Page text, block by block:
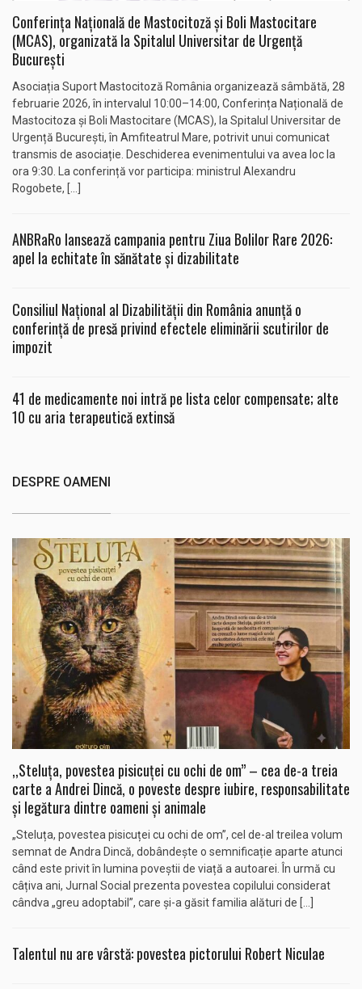
Conferința Națională de Mastocitoză și Boli Mastocitare
(MCAS), organizată la Spitalul Universitar de Urgență
București
Asociația Suport Mastocitoză România organizează sâmbătă, 28
februarie 2026, în intervalul 10:00–14:00, Conferința Națională de
Mastocitoza și Boli Mastocitare (MCAS), la Spitalul Universitar de
Urgență București, în Amfiteatrul Mare, potrivit unui comunicat
transmis de asociație. Deschiderea evenimentului va avea loc la
ora 9:30. La conferință vor participa: ministrul Alexandru
Rogobete, […]
ANBRaRo lansează campania pentru Ziua Bolilor Rare 2026:
apel la echitate în sănătate și dizabilitate
Consiliul Național al Dizabilității din România anunță o
conferință de presă privind efectele eliminării scutirilor de
impozit
41 de medicamente noi intră pe lista celor compensate; alte
10 cu aria terapeutică extinsă
DESPRE OAMENI
,,Steluța, povestea pisicuței cu ochi de om” – cea de-a treia
carte a Andrei Dincă, o poveste despre iubire, responsabilitate
și legătura dintre oameni și animale
„Steluța, povestea pisicuței cu ochi de om”, cel de-al treilea volum
semnat de Andra Dincă, dobândește o semnificație aparte atunci
când este privit în lumina poveștii de viață a autoarei. În urmă cu
câțiva ani, Jurnal Social prezenta povestea copilului considerat
cândva „greu adoptabil”, care și-a găsit familia alături de […]
Talentul nu are vârstă: povestea pictorului Robert Niculae